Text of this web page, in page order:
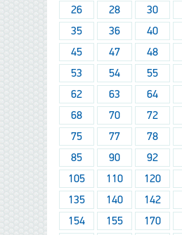
26
28 30
35
36 40
45
47 48
53
54 55
62
63 64
68
70 72
75
77 78
85
90 92
105
110 120
135
140 142
154
155 170